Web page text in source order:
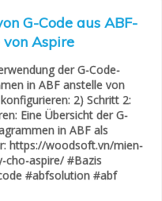
G-Code aus ABF-
Aspire
der G-Code-
in ABF anstelle von
2) Schritt 2:
Eine Übersicht der G-
in ABF als
https://woodsoft.vn/mien-
cho-aspire/ #Bazis
#abfsolution #abf